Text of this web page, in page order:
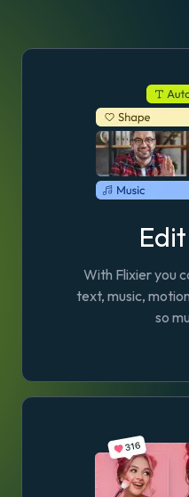
With Flixier you
text, music,
so